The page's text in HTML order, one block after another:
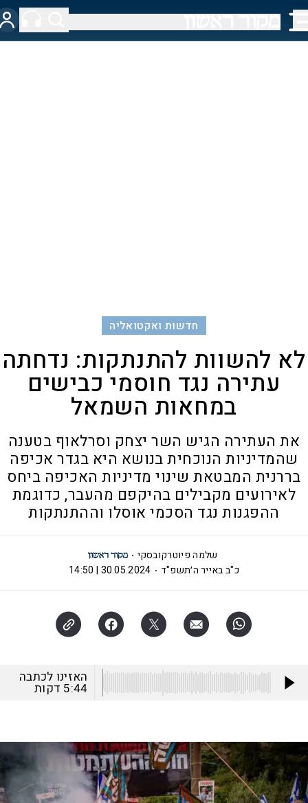
חדשות ואקטואליה
לא להשוות להתנתקות: נדחתה
עתירה נגד חוסמי כבישים
במחאות השמאל
את העתירה הגיש השר יצחק וסרלאוף בטענה
שהמדיניות הנוכחית בנושא היא בגדר אכיפה
בררנית המבטאת שינוי מדיניות האכיפה ביחס
לאירועים מקבילים בהיקפם מהעבר, כדוגמת
ההפגנות נגד הסכמי אוסלו וההתנתקות
שלמה פיוטרקובסקי
כ"ב באייר ה׳תשפ"ד
30.05.2024 | 14:50
האזינו לכתבה
5:44 דקות